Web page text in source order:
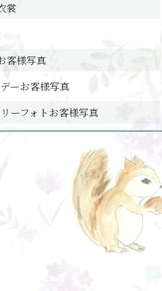
裳
客様写真
ーお客様写真
ーフォトお客様写真